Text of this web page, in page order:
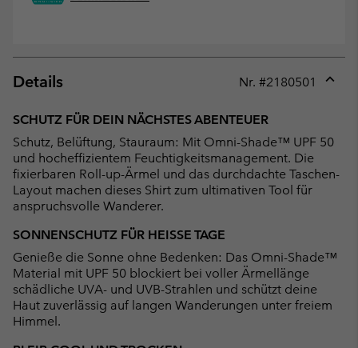
Details Nr. #2180501
SCHUTZ FÜR DEIN NÄCHSTES ABENTEUER
Schutz, Belüftung, Stauraum: Mit Omni-Shade™ UPF 50
und hocheffizientem Feuchtigkeitsmanagement. Die
fixierbaren Roll-up-Ärmel und das durchdachte Taschen-
Layout machen dieses Shirt zum ultimativen Tool für
anspruchsvolle Wanderer.
SONNENSCHUTZ FÜR HEISSE TAGE
Genieße die Sonne ohne Bedenken: Das Omni-Shade™
Material mit UPF 50 blockiert bei voller Ärmellänge
schädliche UVA- und UVB-Strahlen und schützt deine
Haut zuverlässig auf langen Wanderungen unter freiem
Himmel.